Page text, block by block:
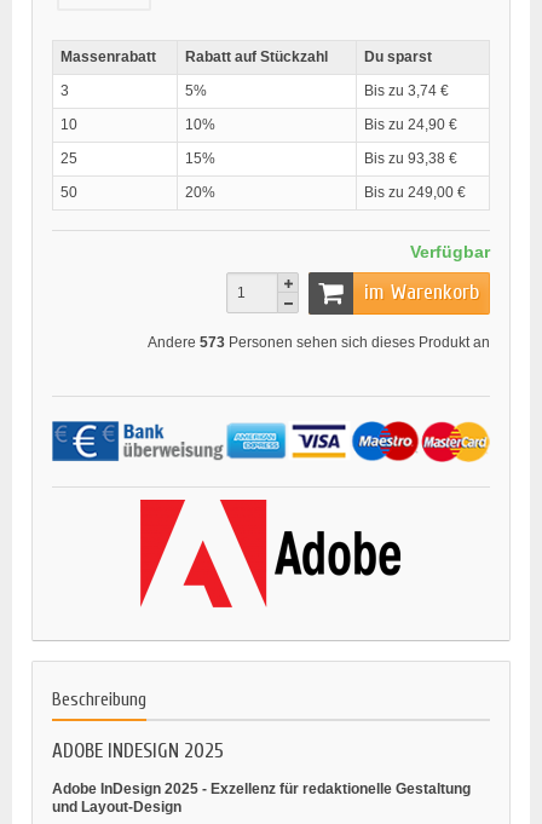
Massenrabatt Rabatt auf Stückzahl
Du sparst
3
5%
Bis zu 3,74 €
10
10%
Bis zu 24,90 €
25
15%
Bis zu 93,38 €
50
20% Bis zu 249,00 €
Verfügbar
im Warenkorb
Andere 573 Personen sehen sich dieses Produkt an
Beschreibung
ADOBE INDESIGN 2025
Adobe InDesign 2025 - Exzellenz für redaktionelle Gestaltung
und Layout-Design